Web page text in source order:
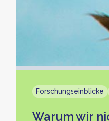
Forschungseinblicke
Warum wir